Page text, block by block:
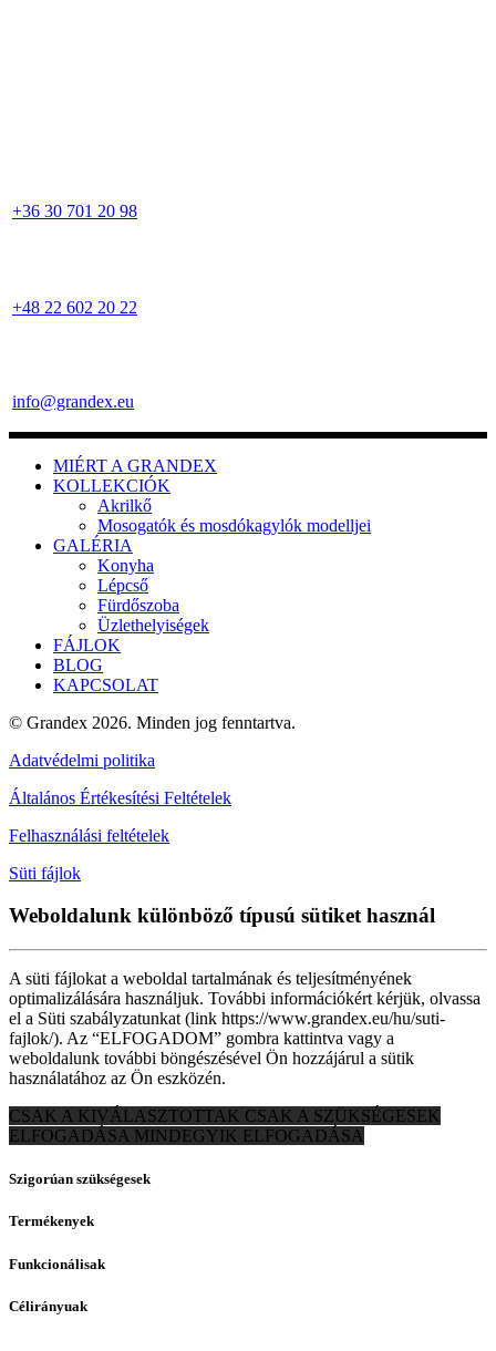
+36 30 701 20 98
+48 22 602 20 22
info@grandex.eu
MIÉRT A GRANDEX
KOLLEKCIÓK
Akrilkő
Mosogatók és mosdókagylók modelljei
GALÉRIA
Konyha
Lépcső
Fürdőszoba
Üzlethelyiségek
FÁJLOK
BLOG
KAPCSOLAT
© Grandex 2026. Minden jog fenntartva.
Adatvédelmi politika
Általános Értékesítési Feltételek
Felhasználási feltételek
Süti fájlok
Weboldalunk különböző típusú sütiket használ
A süti fájlokat a weboldal tartalmának és teljesítményének
optimalizálására használjuk. További információkért kérjük, olvassa
el a Süti szabályzatunkat (link https://www.grandex.eu/hu/suti-
fajlok/). Az “ELFOGADOM” gombra kattintva vagy a
weboldalunk további böngészésével Ön hozzájárul a sütik
használatához az Ön eszközén.
CSAK A KIVÁLASZTOTTAK CSAK A SZÜKSÉGESEK
ELFOGADÁSA MINDEGYIK ELFOGADÁSA
Szigorúan szükségesek
Termékenyek
Funkcionálisak
Célirányuak